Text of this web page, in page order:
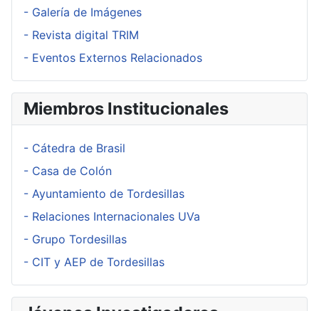
- Galería de Imágenes
- Revista digital TRIM
- Eventos Externos Relacionados
Miembros Institucionales
- Cátedra de Brasil
- Casa de Colón
- Ayuntamiento de Tordesillas
- Relaciones Internacionales UVa
- Grupo Tordesillas
- CIT y AEP de Tordesillas